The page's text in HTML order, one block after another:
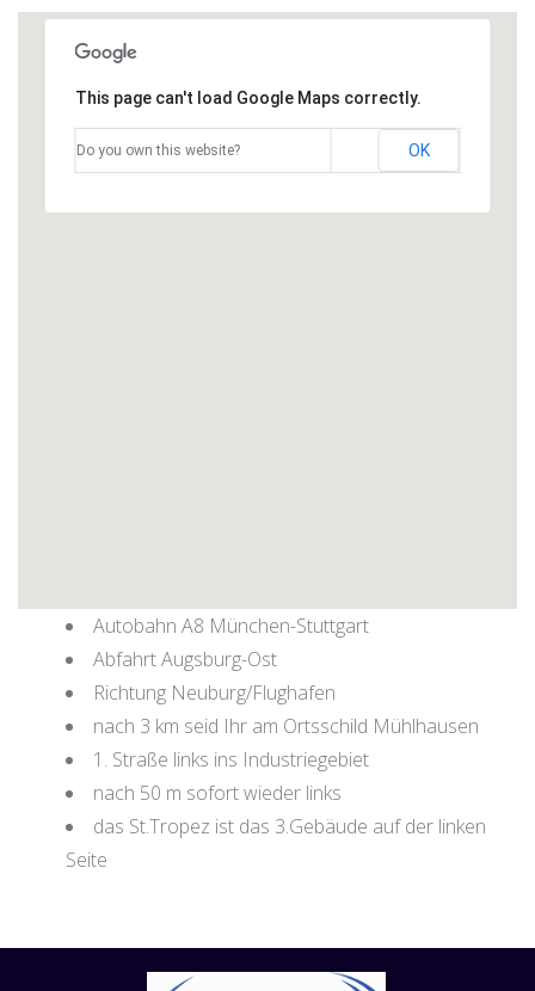
This page can't load Google Maps correctly.
Do you own this website? OK
Autobahn A8 München-Stuttgart
Abfahrt Augsburg-Ost
Richtung Neuburg/Flughafen
nach 3 km seid Ihr am Ortsschild Mühlhausen
1. Straße links ins Industriegebiet
nach 50 m sofort wieder links
das St.Tropez ist das 3.Gebäude auf der linken
Seite